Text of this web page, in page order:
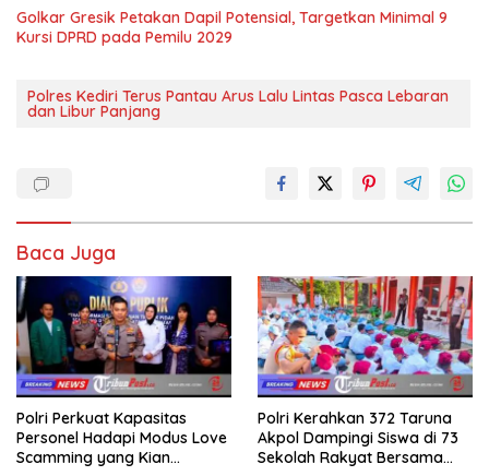
Golkar Gresik Petakan Dapil Potensial, Targetkan Minimal 9
Kursi DPRD pada Pemilu 2029
Polres Kediri Terus Pantau Arus Lalu Lintas Pasca Lebaran
dan Libur Panjang
Baca Juga
Polri Perkuat Kapasitas
Personel Hadapi Modus Love
Scamming yang Kian
Polri Kerahkan 372 Taruna
Akpol Dampingi Siswa di 73
Sekolah Rakyat Bersama